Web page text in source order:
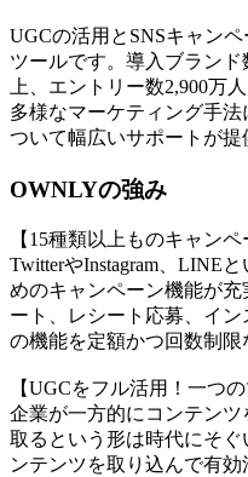
UGCの活用とSNSキャン
ツールです。導入ブランド
上、エントリー数2,900万
多様なマーケティング手
ついて幅広いサポートが提
OWNLYの強み
【15種類以上ものキャン
TwitterやInstagram、LINE
めのキャンペーン機能が
ート、レシート応募、イ
の機能を定額かつ回数制限
【UGCをフル活用！一つ
企業が一方的にコンテン
取るという形は時代にそ
ンテンツを取り込んで有効